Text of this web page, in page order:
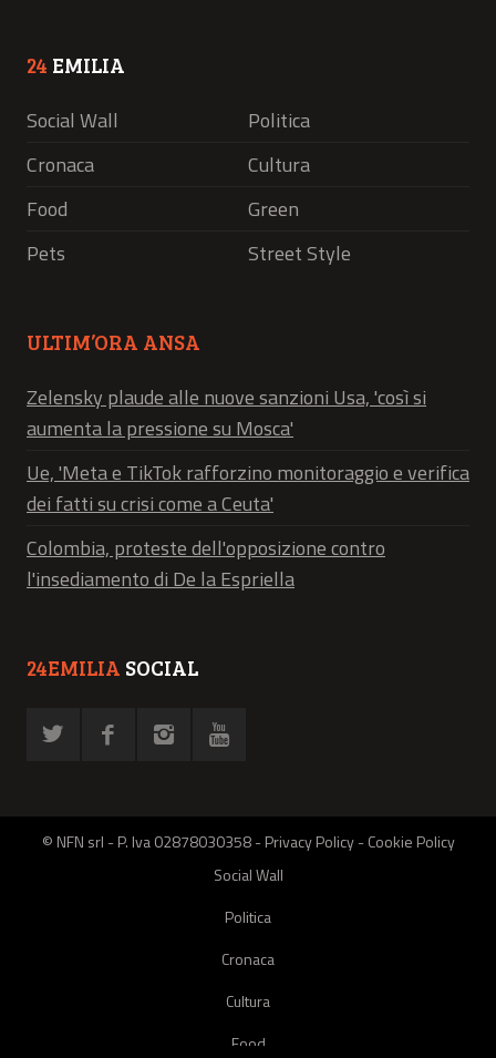
24 EMILIA
Social Wall
Politica
Cronaca
Cultura
Food
Green
Pets
Street Style
ULTIM’ORA ANSA
Zelensky plaude alle nuove sanzioni Usa, 'così si
aumenta la pressione su Mosca'
Ue, 'Meta e TikTok rafforzino monitoraggio e verifica
dei fatti su crisi come a Ceuta'
Colombia, proteste dell'opposizione contro
l'insediamento di De la Espriella
24EMILIA SOCIAL
© NFN srl - P. Iva 02878030358 -Privacy Policy-Cookie Policy
Social Wall
Politica
Cronaca
Cultura
Food